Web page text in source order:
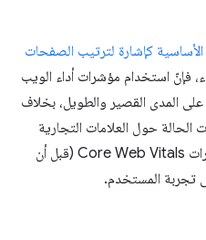
كإشارة لترتيب الصفحات
فإنّ استخدام مؤشرات أداء الويب
على المدى القصير والطويل، بخلاف
الحالة حول العلامات التجارية
العالمية والمحلية التي اعتمدت مؤشرات Core Web Vitals (قبل أن
تجربة المستخدم.